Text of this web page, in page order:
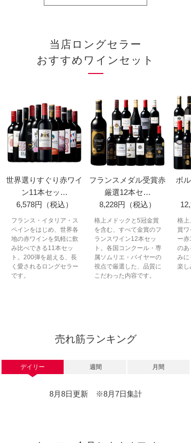
当店ロングセラー
おすすめワインセット
世界選りすぐり赤ワイ
ン11本セッ…
6,578円（税込）
フランス・イタリア・ス
ペインをはじめ、世界各
地の赤ワインを気軽に飲
み比べできる11本セッ
ト。200弾を超える、長
く愛されるロングセラー
です。
フランスメダル受賞赤
厳選12本セ…
8,228円（税込）
格上メドックと5冠金賞
を含む、すべて金賞のフ
ランスワイン12本セッ
ト。各国コンクール・専
属ソムリエ・バイヤーの
視点で厳選した、品質に
こだわった内容です。
ボ
格上
賞ワ
ー
のあ
みに
楽し
売れ筋ランキング
デイリー
8月8日更新 ※8月7日集計
週間 月間